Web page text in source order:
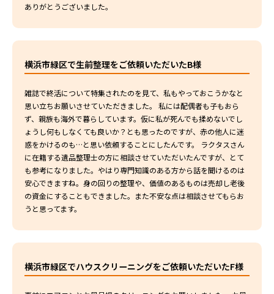
ありがとうございました。
横浜市緑区で生前整理をご依頼いただいたB様
雑誌で終活について特集されたのを見て、私もやっておこうかなと
思い立ちお願いさせていただきました。 私には配偶者も子もおら
ず、親族も海外で暮らしています。仮に私が死んでも揉めないでし
ょうし何もしなくても良いか？とも思ったのですが、赤の他人に迷
惑をかけるのも…と思い依頼することにしたんです。 ラクタスさん
に在籍する遺品整理士の方に相談させていただいたんですが、とて
も参考になりました。やはり専門知識のある方から話を聞けるのは
安心できますね。身の回りの整理や、価値のあるものは売却し老後
の資金にすることもできました。また不安な点は相談させてもらお
うと思ってます。
横浜市緑区でハウスクリーニングをご依頼いただいたF様